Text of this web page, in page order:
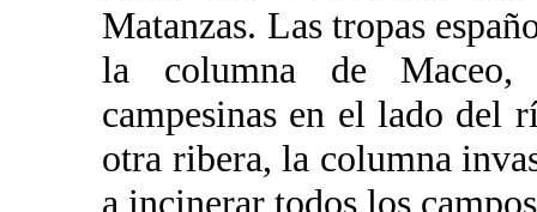
Matanzas. Las tropas
la columna de Maceo,
campesinas en el lado del
otra ribera, la columna
a incinerar todos los